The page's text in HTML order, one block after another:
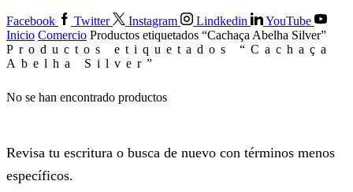
Facebook Twitter Instagram Lindkedin
YouTube
Inicio Comercio Productos etiquetados “Cachaça Abelha Silver”
Productos etiquetados “Cachaça
Abelha Silver”
No se han encontrado productos
Revisa tu escritura o busca de nuevo con términos menos
específicos.